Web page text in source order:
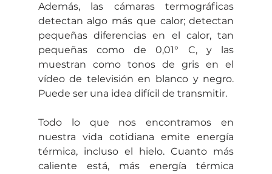
Además, las cámaras termográficas
detectan algo más que calor; detectan
pequeñas diferencias en el calor, tan
pequeñas como de 0,01° C, y las
muestran como tonos de gris en el
vídeo de televisión en blanco y negro.
Puede ser una idea difícil de transmitir.
Todo lo que nos encontramos en
nuestra vida cotidiana emite energía
térmica, incluso el hielo. Cuanto más
caliente está, más energía térmica